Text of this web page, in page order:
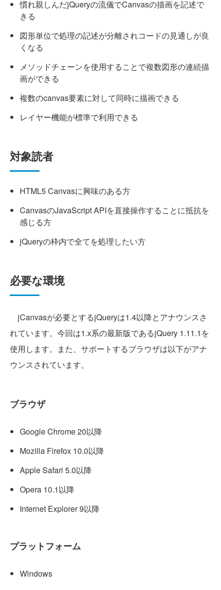
慣れ親しんだjQueryの流儀でCanvasの描画を記述で
きる
図形単位で処理の記述が分離されコードの見通しが良
くなる
メソッドチェーンを使用することで複数図形の連続描
画ができる
複数のcanvas要素に対して同時に描画できる
レイヤー機能が標準で利用できる
対象読者
HTML5 Canvasに興味のある方
CanvasのJavaScript APIを直接操作することに抵抗を
感じる方
jQueryの枠内で全てを処理したい方
必要な環境
jCanvasが必要とするjQueryは1.4以降とアナウンスさ
れています。今回は1.x系の最新版であるjQuery 1.11.1を
使用します。また、サポートするブラウザは以下がアナ
ウンスされています。
ブラウザ
Google Chrome 20以降
Mozilla Firefox 10.0以降
Apple Safari 5.0以降
Opera 10.1以降
Internet Explorer 9以降
プラットフォーム
Windows